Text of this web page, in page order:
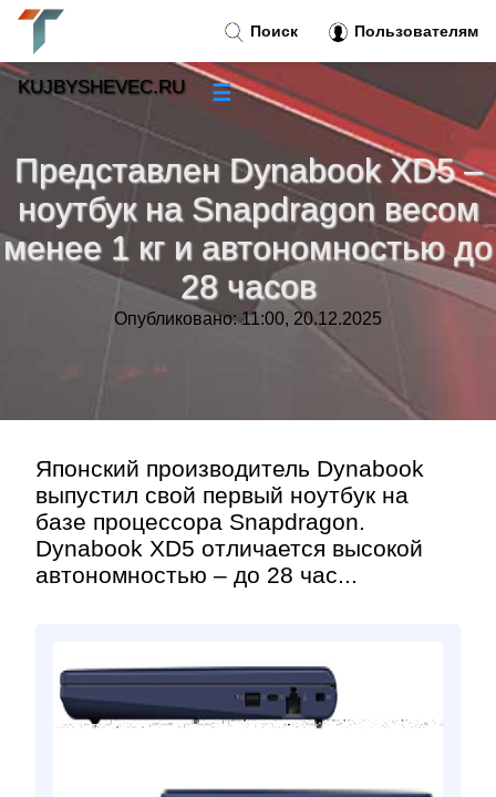
Представлен Dynabook XD5 –
ноутбук на Snapdragon весом
менее 1 кг и автономностью до
28 часов
Опубликовано: 11:00, 20.12.2025
Японский производитель Dynabook
выпустил свой первый ноутбук на
базе процессора Snapdragon.
Dynabook XD5 отличается высокой
автономностью – до 28 час...
Поиск Пользователям
KUJBYSHEVEC.RU ☰
Новости
Тренды новостей »
Рубрики »
»